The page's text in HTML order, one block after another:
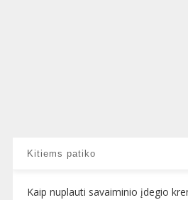
Kitiems patiko
Kaip nuplauti savaiminio įdegio